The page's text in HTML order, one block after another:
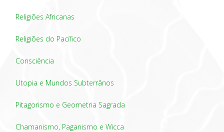
Religiões Africanas
Religiões do Pacífico
Consciência
Utopia e Mundos Subterrânos
Pitagorismo e Geometria Sagrada
Chamanismo, Paganismo e Wicca